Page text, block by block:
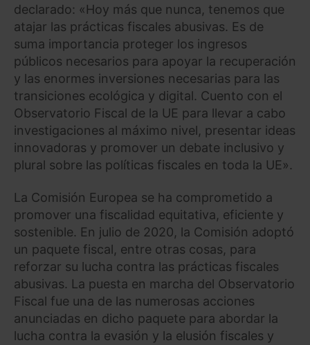
declarado: «Hoy más que nunca, tenemos que
atajar las prácticas fiscales abusivas. Es de
suma importancia proteger los ingresos
públicos necesarios para apoyar la recuperación
y las enormes inversiones necesarias para las
transiciones ecológica y digital. Cuento con el
Observatorio Fiscal de la UE para llevar a cabo
investigaciones al máximo nivel, presentar ideas
innovadoras y promover un debate inclusivo y
plural sobre las políticas fiscales en toda la UE».
La Comisión Europea se ha comprometido a
promover una fiscalidad equitativa, eficiente y
sostenible. En julio de 2020, la Comisión adoptó
un paquete fiscal, entre otras cosas, para
reforzar su lucha contra las prácticas fiscales
abusivas. La puesta en marcha del Observatorio
Fiscal fue una de las numerosas acciones
anunciadas en dicho paquete para abordar la
lucha contra la evasión y la elusión fiscales y